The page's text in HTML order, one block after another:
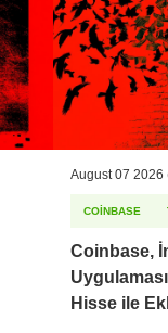
August 07 2026
COINBASE
Coinbase,
Hisse ile